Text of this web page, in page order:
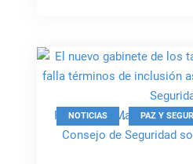
Foto: ONU, Malala
Consejo de Seguridad
NOTICIAS , PAZ Y